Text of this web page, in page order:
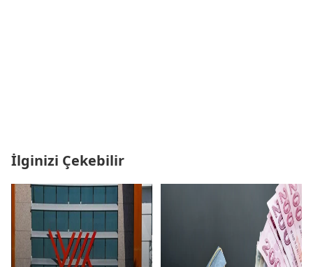
İlginizi Çekebilir